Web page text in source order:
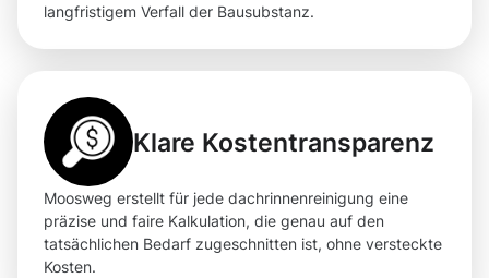
langfristigem Verfall der Bausubstanz.
Klare Kostentransparenz
Moosweg erstellt für jede dachrinnenreinigung eine
präzise und faire Kalkulation, die genau auf den
tatsächlichen Bedarf zugeschnitten ist, ohne versteckte
Kosten.